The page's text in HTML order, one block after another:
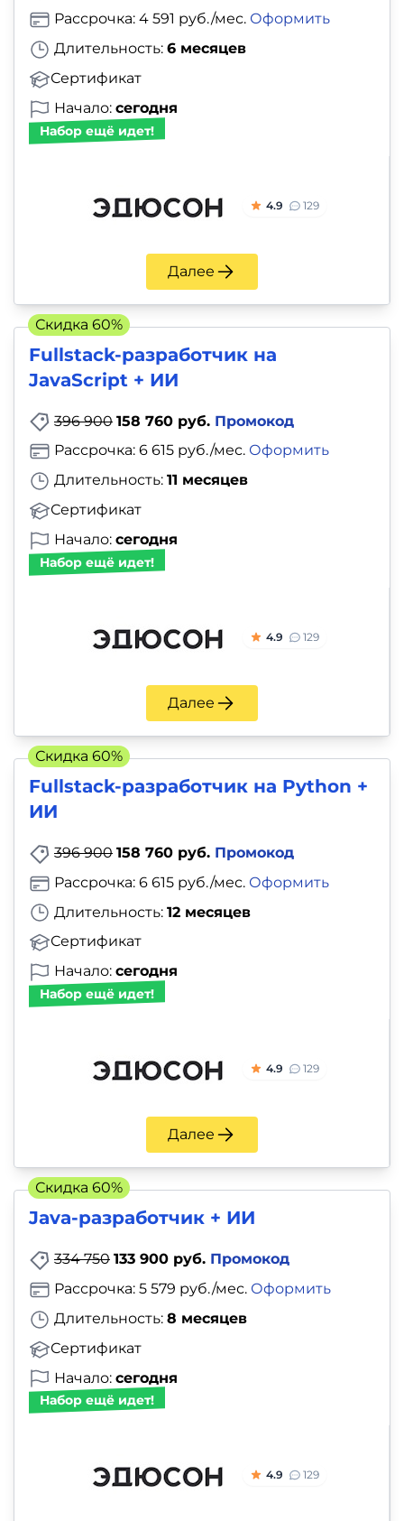
Длительность: 6 месяцев
Сертификат
Рассрочка: 4 591 руб./мес. Оформить
Начало: сегодня
Набор ещё идет!
4.9 129
Далее
Fullstack-разработчик на
JavaScript + ИИ
396 900 158 760 руб. Промокод
Длительность: 11 месяцев
Сертификат
Рассрочка: 6 615 руб./мес. Оформить
Начало: сегодня
Набор ещё идет!
4.9 129
Далее
Скидка 60%
Fullstack-разработчик на Python +
ИИ
396 900 158 760 руб. Промокод
Длительность: 12 месяцев
Сертификат
Рассрочка: 6 615 руб./мес. Оформить
Начало: сегодня
Набор ещё идет!
4.9 129
Далее
Скидка 60%
Java-разработчик + ИИ
334 750 133 900 руб. Промокод
Длительность: 8 месяцев
Сертификат
Рассрочка: 5 579 руб./мес. Оформить
Начало: сегодня
Набор ещё идет!
4.9 129
Скидка 60%
на
профориентацию